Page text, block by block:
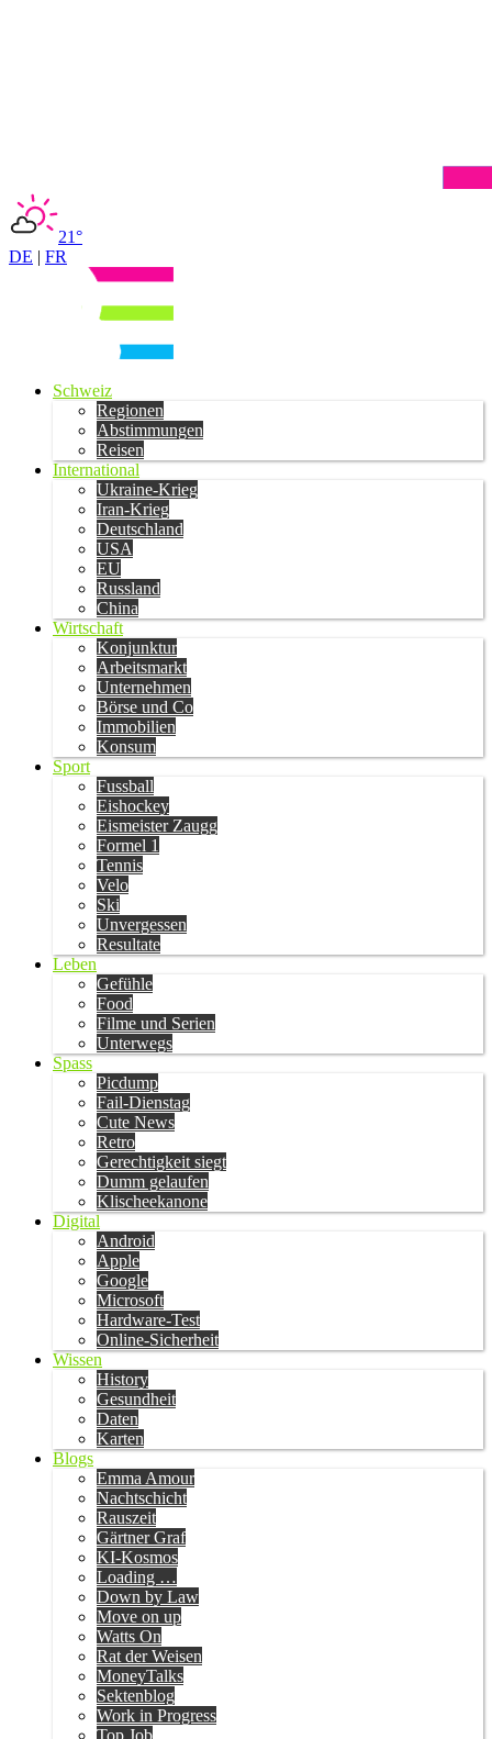
21°
DE | FR
Schweiz
Regionen
Abstimmungen
Reisen
International
Ukraine-Krieg
Iran-Krieg
Deutschland
USA
EU
Russland
China
Wirtschaft
Konjunktur
Arbeitsmarkt
Unternehmen
Börse und Co
Immobilien
Konsum
Sport
Fussball
Eishockey
Eismeister Zaugg
Formel 1
Tennis
Velo
Ski
Unvergessen
Resultate
Leben
Gefühle
Food
Filme und Serien
Unterwegs
Spass
Picdump
Fail-Dienstag
Cute News
Retro
Gerechtigkeit siegt
Dumm gelaufen
Klischeekanone
Digital
Android
Apple
Google
Microsoft
Hardware-Test
Online-Sicherheit
Wissen
History
Gesundheit
Daten
Karten
Blogs
Emma Amour
Nachtschicht
Rauszeit
Gärtner Graf
KI-Kosmos
Loading …
Down by Law
Move on up
Watts On
Rat der Weisen
MoneyTalks
Sektenblog
Work in Progress
Top Job